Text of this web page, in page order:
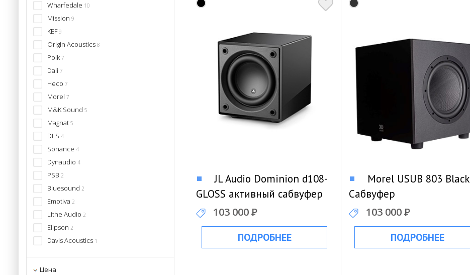
Wharfedale 10
Mission 9
KEF9
Origin Acoustics 8
Polk7
Dali 7
Heco 7
Morel 7
M&K Sound 5
Magnat 5
DLS 4
Sonance 4
Dynaudio 4
PSB 2
Bluesound 2
Emotiva 2
Lithe Audio 2
Elipson 2
Davis Acoustics 1
Цена
JL Audio Dominion d108-
GLOSS активный сабвуфер
103 000Р
ПОДРОБНЕЕ
Morel USUB 803 Black
Сабвуфер
103 000Р
ПОДРОБНЕЕ